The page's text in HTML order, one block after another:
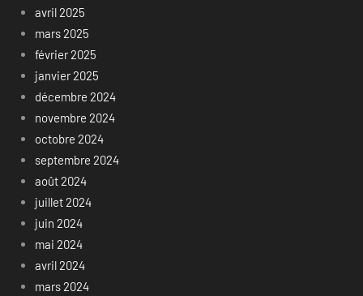
avril 2025
mars 2025
février 2025
janvier 2025
décembre 2024
novembre 2024
octobre 2024
septembre 2024
août 2024
juillet 2024
juin 2024
mai 2024
avril 2024
mars 2024